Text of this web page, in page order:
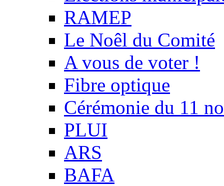
RAMEP
Le Noêl du Comité
A vous de voter !
Fibre optique
Cérémonie du 11
PLUI
ARS
BAFA